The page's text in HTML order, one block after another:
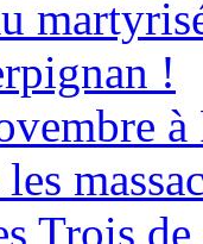
!
à
Trois